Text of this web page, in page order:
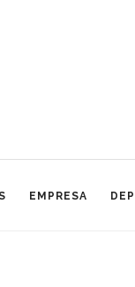
EMPRESA